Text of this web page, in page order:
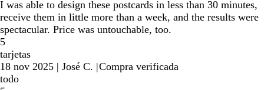
I was able to design these postcards in less than 30 minutes,
receive them in little more than a week, and the results were
spectacular. Price was untouchable, too.
5
tarjetas
18 nov 2025 | José C. |Compra verificada
todo